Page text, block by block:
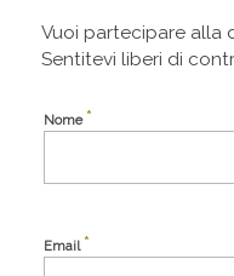
Vuoi partecipare alla
Sentitevi liberi di
Nome*
Email*